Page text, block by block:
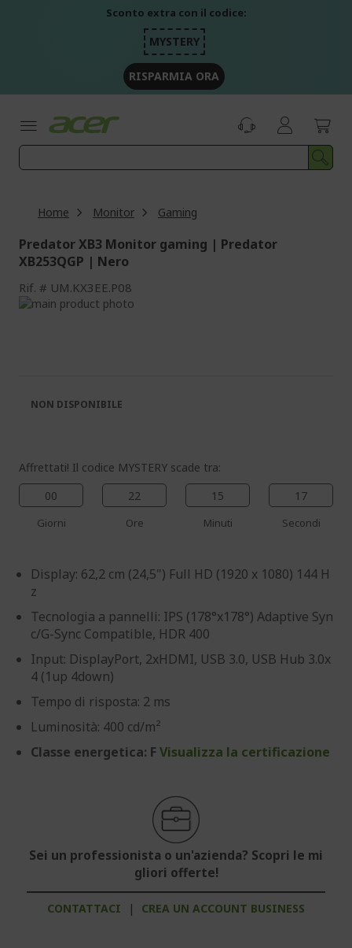
Sconto extra con il codice:
MYSTERY
RISPARMIA ORA
Home Monitor Gaming
Predator XB3 Monitor gaming | Predator
XB253QGP | Nero
Rif. UM.KX3EE.P08
Vai
immagini
immagini
Affrettati! Il codice MYSTERY scade tra:
00
Giorni
22
Ore
15
Minuti
15
Secondi
Display: 62,2 cm (24,5") Full HD (1920 x 1080) 144 H
z
Tecnologia a pannelli: IPS (178°x178°) Adaptive Syn
c/G-Sync Compatible, HDR 400
Input: DisplayPort, 2xHDMI, USB 3.0, USB Hub 3.0x
4 (1up 4down)
Tempo di risposta: 2 ms
Luminosità: 400 cd/m²
Classe energetica: F Visualizza la certificazione
Sei un professionista o un'azienda? Scopri le mi
gliori offerte!
CONTATTACI | CREA UN ACCOUNT BUSINESS
NON DISPONIBILE